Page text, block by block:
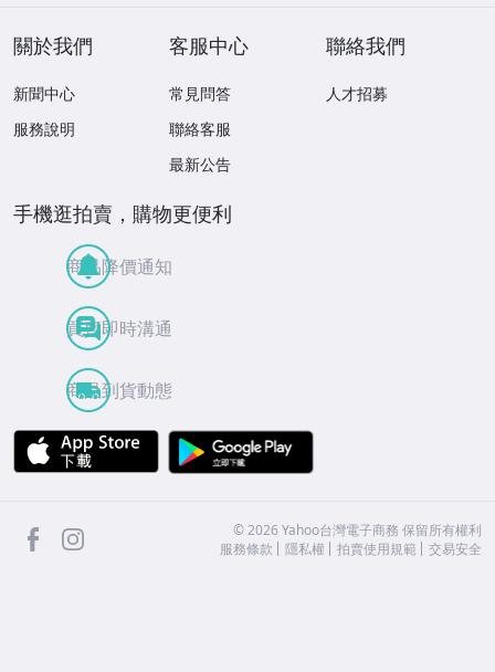
關於我們
新聞中心
服務說明
客服中心
常見問答
聯絡客服
最新公告
聯絡我們
人才招募
手機逛拍賣，購物更便利
商品降價通知
買賣即時溝通
商品到貨動態
APP Store
facebook ©2026 Yahoo台灣電子商務 保留所有權利
服務條款
隱私權 拍賣使用規範 交易安全